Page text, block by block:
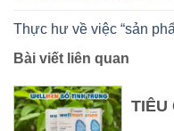
Thực hư về việc “sản
Bài viết liên quan
TIÊU